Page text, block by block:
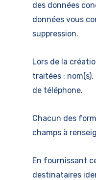
des données
données vous
suppression.
Lors de la
traitées :
de téléphone.
Chacun des
champs à
En fournissant
destinataires